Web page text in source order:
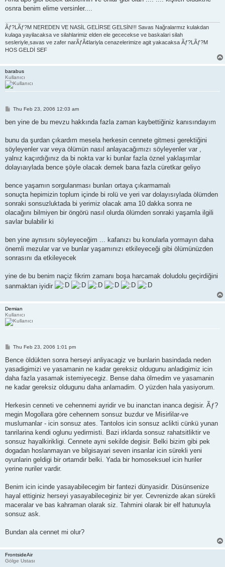
osnra benim elime versinler....
Ãƒ?LÃƒ?M NEREDEN VE NASİL GELİRSE GELSİN!!! Savas Nağralarmız kulakdan
kulaga yayilacaksa ve silahlarimiz elden ele gececekse ve baskalari silah
sesleriyle,savas ve zafer narÃƒÂ¢lariyla cenazelerimize agit yakacaksa Ãƒ?LÃƒ?M
HOS GELDİ SEF
barabus
Kullanıcı
P
s
Thu Feb 23, 2006 12:03 am
ben yine de bu mevzu hakkında fazla zaman kaybettiğiniz kanısındayım
bunu da şurdan çıkardım mesela herkesin cennete gitmesi gerektiğini
söyleyenler var veya ölümün nasıl anlayacağımızı söyleyenler var ,
yalnız kaçırdığınız da bi nokta var ki bunlar fazla öznel yaklaşımlar
dolayıaıylada bence şöyle olacak demek bana fazla cüretkar geliyo
bence yaşamın sorgulanması bunları ortaya çıkarmamalı
sonuçta hepimizin toplum içinde bi rolü ve yeri var dolayısıylada ölümden
sonraki sonsuzluktada bi yerimiz olacak ama 10 dakka sonra ne
olacağını bilmiyen bir öngörü nasıl olurda ölümden sonraki yaşamla ilgili
savlar bulabilir ki
ben yine aynısını söyleyeceğim ... kafanızı bu konularla yormayın daha
önemli mezular var ve bunlar yaşamınızı etkileyeceği gibi ölümünüzden
sonrasını da etkileyecek
yine de bu benim naçiz fikrim zamanı boşa harcamak doludolu geçirdiğini
sanmaktan iyidir
Demian
Kullanıcı
P
s
Thu Feb 23, 2006 1:01 pm
Bence öldükten sonra herseyi anliyacagiz ve bunlarin basindada neden
yasadigimizi ve yasamanin ne kadar gereksiz oldugunu anladigimiz icin
daha fazla yasamak istemiyecegiz. Bense daha ölmedim ve yasamanin
ne kadar gereksiz oldugunu daha anlamadim. O yüzden hala yasiyorum.
Herkesin cenneti ve cehennemi ayridir ve bu inanctan inanca degisir. Ãƒ?
rnegin Mogollara göre cehennem sonsuz buzdur ve Misirlilar-ve
muslumanlar - icin sonsuz ates. Tantolos icin sonsuz aclikti cünkü yunan
tanrilarina kendi oglunu yedirmisti. Bazi irklarda sonsuz rahatsitliktir ve
sonsuz hayalkirikligi. Cennete ayni sekilde degisir. Belki bizim gibi pek
dogadan hoslanmayan ve bilgisayari seven insanlar icin sürekli yeni
oyunlarin geldigi bir ortamdir belki. Yada bir homoseksuel icin huriler
yerine nuriler vardir.
Benim icin icinde yasayabilecegim bir fantezi dünyasidir. Düsünsenize
hayal ettiginiz herseyi yasayabileceginiz bir yer. Cevrenizde akan sürekli
maceralar ve bas kahraman olarak siz. Tahmini olarak bir elf hatunuyla
sonsuz ask.
Bundan ala cennet mi olur?
FrontsideAir
Gölge Ustası